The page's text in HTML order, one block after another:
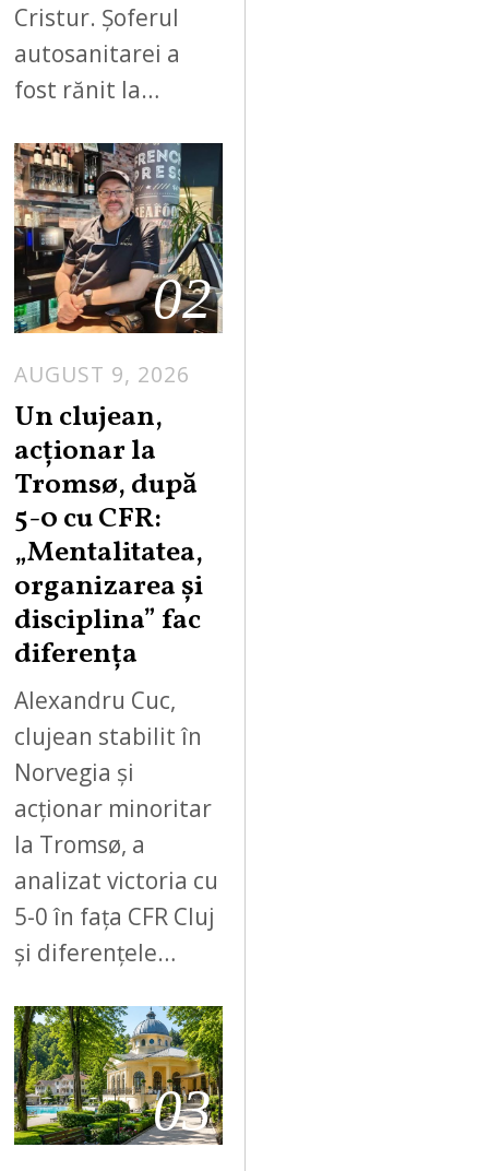
Cristur. Șoferul
autosanitarei a
fost rănit la…
02
AUGUST 9, 2026
Un clujean,
acționar la
Tromsø, după
5-0 cu CFR:
„Mentalitatea,
organizarea și
disciplina” fac
diferența
Alexandru Cuc,
clujean stabilit în
Norvegia și
acționar minoritar
la Tromsø, a
analizat victoria cu
5-0 în fața CFR Cluj
și diferențele…
03